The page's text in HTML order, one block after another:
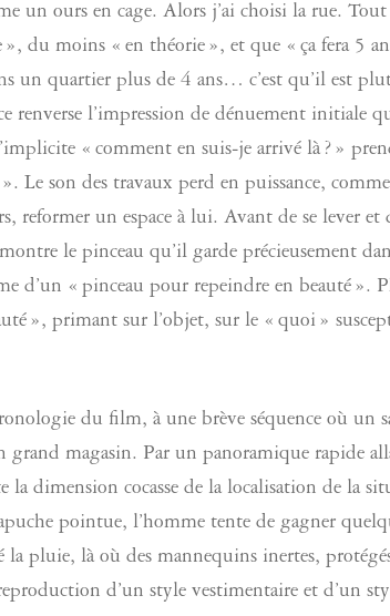
un ours en cage. Alors j’ai choisi la rue.
du moins « en théorie », et que « ça fera 5
un quartier plus de 4 ans… c’est qu’il est
renverse l’impression de dénuement initiale
« comment en suis-je arrivé là ? »
Le son des travaux perd en puissance,
reformer un espace à lui. Avant de se lever
le pinceau qu’il garde précieusement
d’un « pinceau pour repeindre en beauté ».
», primant sur l’objet, sur le « quoi »
du film, à une brève séquence où un
grand magasin. Par un panoramique rapide
dimension cocasse de la localisation de la
pointue, l’homme tente de gagner
la pluie, là où des mannequins inertes,
d’un style vestimentaire et d’un